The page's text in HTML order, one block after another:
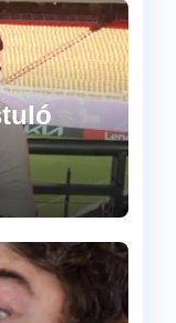
y